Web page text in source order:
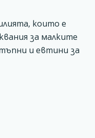
които е
за малките
и евтини за